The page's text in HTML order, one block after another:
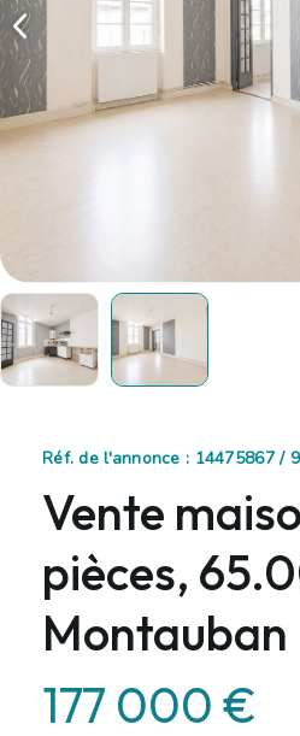
Réf. de l'annonce : 14475867 /
Vente
pièces,
Montauban
177 000 €